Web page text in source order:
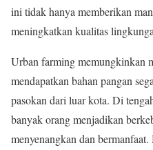
ini tidak hanya memberikan
meningkatkan kualitas
Urban farming memungkinkan
mendapatkan bahan pangan
pasokan dari luar kota. Di
banyak orang menjadikan
menyenangkan dan